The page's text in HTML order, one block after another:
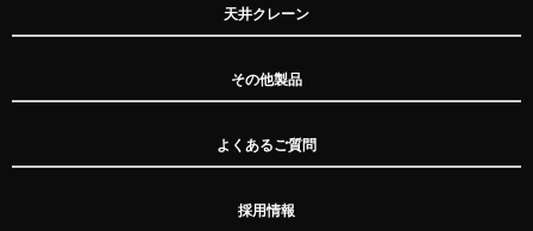
天井クレーン
その他製品
よくあるご質問
採用情報